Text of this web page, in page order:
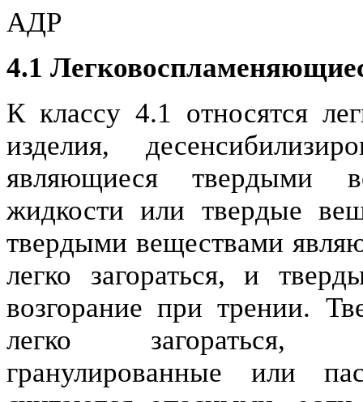
4.1
К классу 4.1 относятся
изделия,
являющиеся твердыми
жидкости или твердые
твердыми веществами
легко загораться, и
возгорание при трении.
легко загораться,
гранулированные или